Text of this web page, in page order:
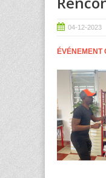
04-12-2023